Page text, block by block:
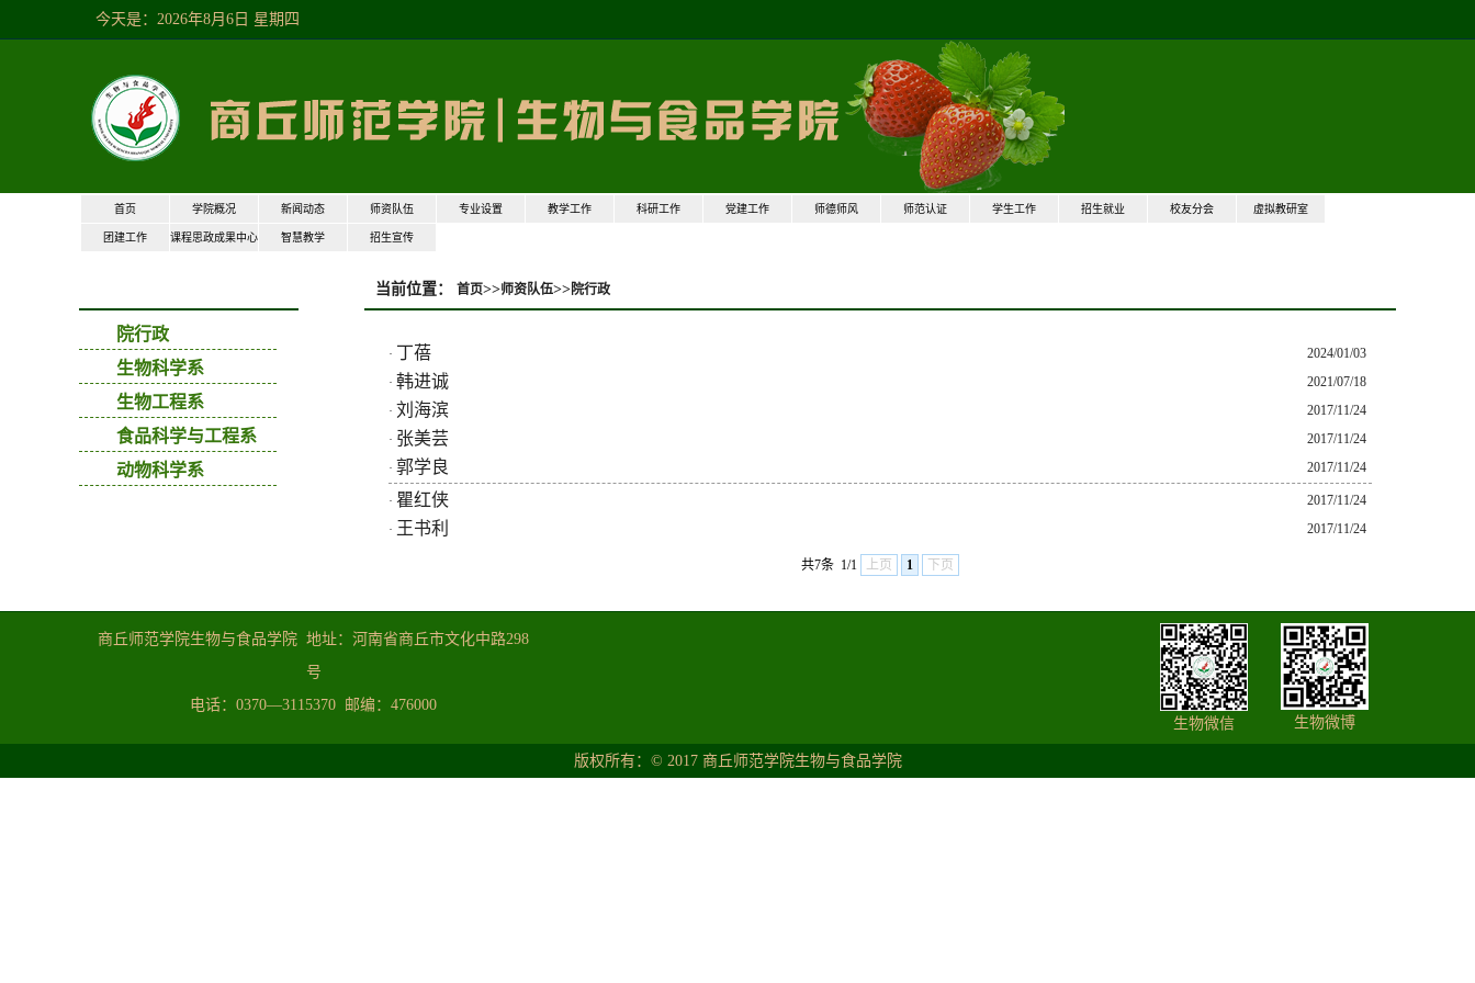
今天是：2026年8月6日星期四
首页 学院概况 新闻动态 师资队伍 专业设置 教学工作 科研工作 党建工作 师德师风 师范认证 学生工作 招生就业 校友分会 虚拟教研室
团建工作 课程思政成果中心 智慧教学 招生宣传
院行政
生物科学系
生物工程系
食品科学与工程系
动物科学系
当前位置： 首页>>师资队伍>>院行政
· 丁蓓
2024/01/03
· 韩进诚
2021/07/18
· 刘海滨
2017/11/24
· 张美芸
2017/11/24
· 郭学良 2017/11/24
· 瞿红侠
2017/11/24
· 王书利 2017/11/24
共7条 1/1 上页 1 下页
商丘师范学院生物与食品学院地址：河南省商丘市文化中路298
号
电话：0370—3115370邮编：476000
生物微博
生物微信
版权所有：©2017商丘师范学院生物与食品学院